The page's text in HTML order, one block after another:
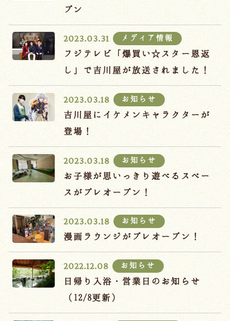
プン
2023.03.31 メディア情報
フジテレビ「爆買い☆スター恩返
し」で吉川屋が放送されました！
2023.03.18 お知らせ
吉川屋にイケメンキャラクターが
登場！
2023.03.18 お知らせ
お子様が思いっきり遊べるスペー
スがプレオープン！
2023.03.18 お知らせ
漫画ラウンジがプレオープン！
2022.12.08 お知らせ
日帰り入浴・営業日のお知らせ
（12/8更新）
キャンセルポリシー
宿泊約款
オンラインショップ
吉川屋×温泉むすめ
Follow us
Tel.024-542-2226/ 9:00~18:00
Language